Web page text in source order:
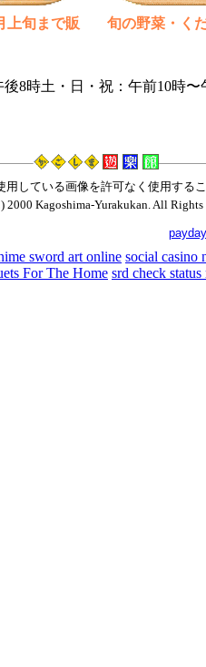
上旬まで販
旬の野菜・く
8時土・日・祝：午前10時〜
している画像を許可なく使用する
2000 Kagoshima-Yurakukan. All Rights
sword art online social casino
For The Home srd check status